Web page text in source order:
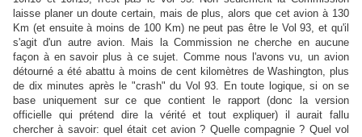
laisse planer un doute certain, mais de plus, alors que cet avion à 130
Km (et ensuite à moins de 100 Km) ne peut pas être le Vol 93, et qu'il
s'agit d'un autre avion. Mais la Commission ne cherche en aucune
façon à en savoir plus à ce sujet. Comme nous l'avons vu, un avion
détourné a été abattu à moins de cent kilomètres de Washington, plus
de dix minutes après le "crash" du Vol 93. En toute logique, si on se
base uniquement sur ce que contient le rapport (donc la version
officielle qui prétend dire la vérité et tout expliquer) il aurait fallu
chercher à savoir: quel était cet avion ? Quelle compagnie ? Quel vol